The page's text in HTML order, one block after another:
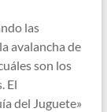
las
avalancha de
son los
El
del Juguete»